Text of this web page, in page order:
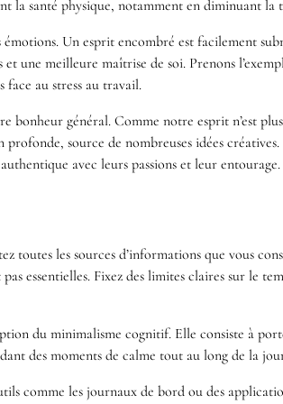
la santé physique, notamment en diminuant
Un esprit encombré est facilement
une meilleure maîtrise de soi. Prenons
au stress au travail.
général. Comme notre esprit n’est
source de nombreuses idées
avec leurs passions et leur entourage.
les sources d’informations que vous
essentielles. Fixez des limites claires sur le
du minimalisme cognitif. Elle consiste à
des moments de calme tout au long de la
comme les journaux de bord ou des